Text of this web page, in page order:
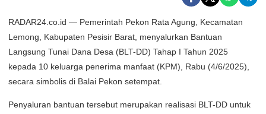
RADAR24.co.id — Pemerintah Pekon Rata Agung, Kecamatan
Lemong, Kabupaten Pesisir Barat, menyalurkan Bantuan
Langsung Tunai Dana Desa (BLT-DD) Tahap I Tahun 2025
kepada 10 keluarga penerima manfaat (KPM), Rabu (4/6/2025),
secara simbolis di Balai Pekon setempat.
Penyaluran bantuan tersebut merupakan realisasi BLT-DD untuk